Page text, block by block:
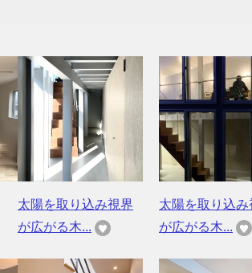
太陽を取り込み視界
が広がる木...
太陽を取り込み
が広がる木...